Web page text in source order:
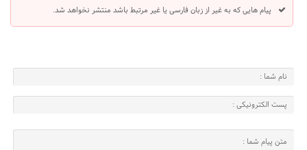
پیام هایی که به غیر از زبان فارسی یا غیر مرتبط باشد منتشر نخواهد شد.